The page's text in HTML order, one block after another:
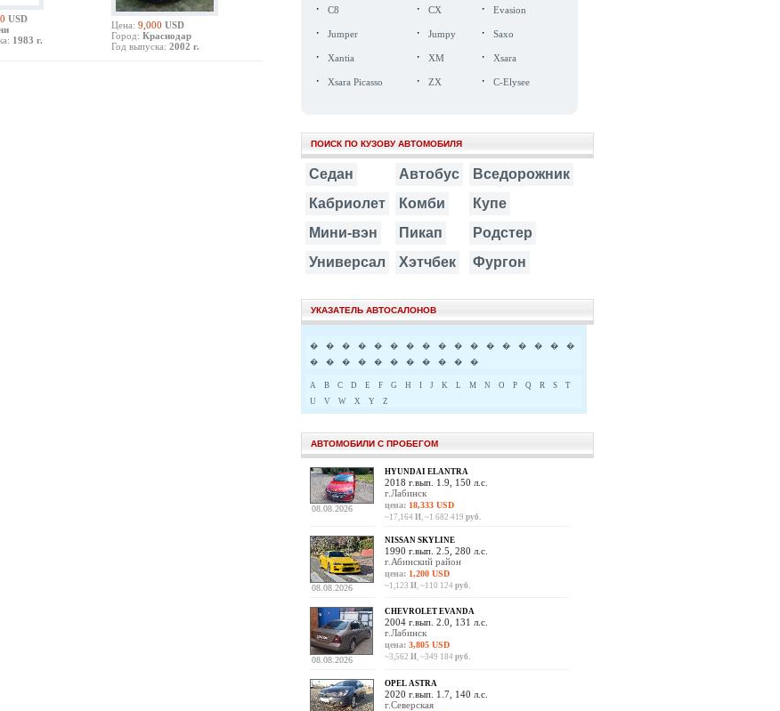
USD
1983 г.
Цена: 9,000 USD
Город: Краснодар
Год выпуска: 2002 г.
· C8 · CX · Evasion
· Jumper · Jumpy · Saxo
· Xantia · XM · Xsara
· Xsara Picasso · ZX · C-Elysee
ПОИСК ПО КУЗОВУ АВТОМОБИЛЯ
Седан Автобус
Вседорожник
Кабриолет
Комби
Купе
Мини-вэн
Пикап
Родстер
Универсал
Хэтчбек Фургон
УКАЗАТЕЛЬ АВТОСАЛОНОВ
� � � � � � � � � � � � � � � �
�
�
� � � � � � � � � �
A B C D E F G H I J K L M N O P Q R S
T
U
V W X Y Z
АВТОМОБИЛИ С ПРОБЕГОМ
08.08.2026
HYUNDAI ELANTRA
2018 г.вып. 1.9, 150 л.с.
г.Лабинск
цена: 18,333 USD
~17,164 И, ~1 682 419 руб.
08.08.2026
NISSAN SKYLINE
1990 г.вып. 2.5, 280 л.с.
г.Абинский район
цена: 1,200 USD
~1,123 И, ~110 124 руб.
08.08.2026
CHEVROLET EVANDA
2004 г.вып. 2.0, 131 л.с.
г.Лабинск
цена: 3,805 USD
~3,562 И, ~349 184 руб.
OPEL ASTRA
2020 г.вып. 1.7, 140 л.с.
г.Северская